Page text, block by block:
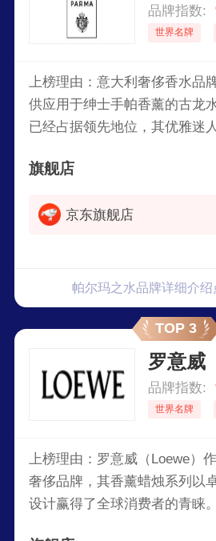
品牌指数:
世界名牌
上榜理由：意大利奢侈香水品
供应用于绅士手帕香薰的古龙
已经占据领先地位，其优雅迷
三十年代以后，这种被称为
旗舰店
京东旗舰店
帕尔玛之水品牌详细介绍
TOP 3
罗意威
品牌指数:
世界名牌
上榜理由：罗意威（Loewe）
奢侈品牌，其香薰蜡烛系列以
设计赢得了全球消费者的青睐